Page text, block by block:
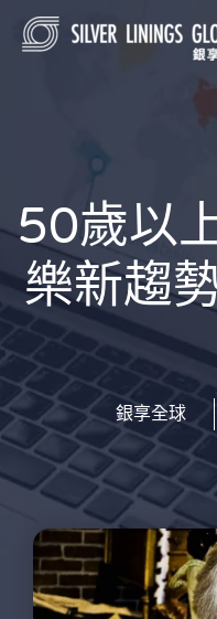
50歲以
樂新趨
銀享全球